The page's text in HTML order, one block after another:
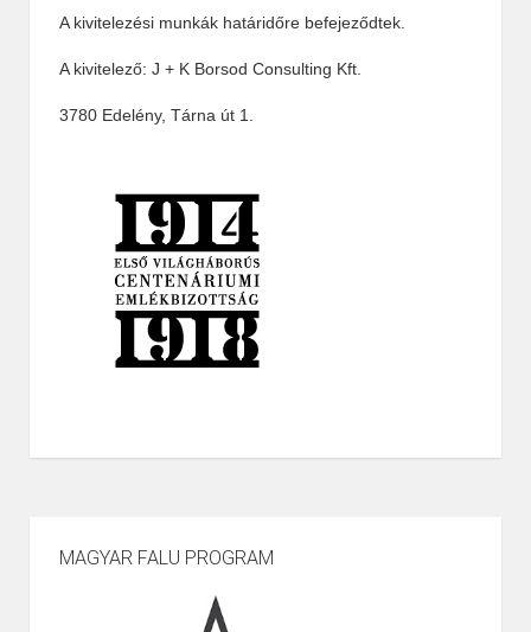
A kivitelezési munkák határidőre befejeződtek.
A kivitelező: J + K Borsod Consulting Kft.
3780 Edelény, Tárna út 1.
MAGYAR FALU PROGRAM